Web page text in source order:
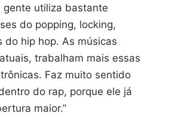
gente utiliza bastante
do popping, locking,
do hip hop. As músicas
trabalham mais essas
Faz muito sentido
do rap, porque ele já
maior.”